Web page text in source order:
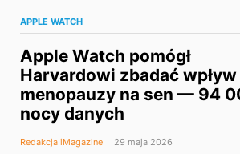
APPLE WATCH
Apple Watch pomógł
Harvardowi zbadać wpływ
menopauzy na sen — 94
nocy danych
Redakcja iMagazine 29 maja 2026